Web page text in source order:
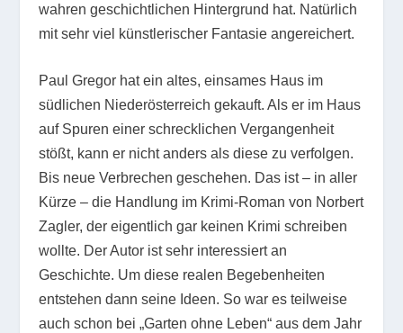
wahren geschichtlichen Hintergrund hat. Natürlich
mit sehr viel künstlerischer Fantasie angereichert.
Paul Gregor hat ein altes, einsames Haus im
südlichen Niederösterreich gekauft. Als er im Haus
auf Spuren einer schrecklichen Vergangenheit
stößt, kann er nicht anders als diese zu verfolgen.
Bis neue Verbrechen geschehen. Das ist – in aller
Kürze – die Handlung im Krimi-Roman von Norbert
Zagler, der eigentlich gar keinen Krimi schreiben
wollte. Der Autor ist sehr interessiert an
Geschichte. Um diese realen Begebenheiten
entstehen dann seine Ideen. So war es teilweise
auch schon bei „Garten ohne Leben“ aus dem Jahr